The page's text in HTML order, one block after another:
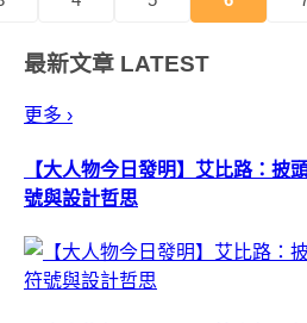
最新文章 LATEST
更多 ›
【大人物今日發明】艾比路：披
號與設計哲思